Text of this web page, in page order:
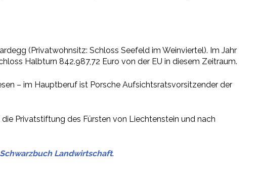
(Privatwohnsitz: Schloss Seefeld im Weinviertel). Im Jahr
Halbturn 842.987,72 Euro von der EU in diesem Zeitraum.
– im Hauptberuf ist Porsche Aufsichtsratsvorsitzender der
Privatstiftung des Fürsten von Liechtenstein und nach
Schwarzbuch Landwirtschaft.